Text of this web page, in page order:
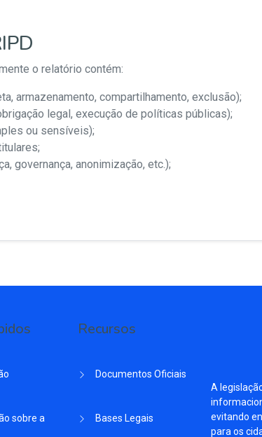
o relatório contém:
armazenamento, compartilhamento, exclusão);
legal, execução de políticas públicas);
ou sensíveis);
governança, anonimização, etc.);
sobre a
Recursos
Documentos Oficiais
Bases Legais
A
evitando
para os